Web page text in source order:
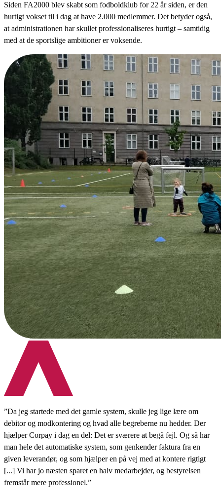
Siden FA2000 blev skabt som fodboldklub for 22 år siden, er den
hurtigt vokset til i dag at have 2.000 medlemmer. Det betyder også,
at administrationen har skullet professionaliseres hurtigt – samtidig
med at de sportslige ambitioner er voksende.
”Da jeg startede med det gamle system, skulle jeg lige lære om
debitor og modkontering og hvad alle begreberne nu hedder. Der
hjælper Corpay i dag en del: Det er sværere at begå fejl. Og så har
man hele det automatiske system, som genkender faktura fra en
given leverandør, og som hjælper en på vej med at kontere rigtigt
[...] Vi har jo næsten sparet en halv medarbejder, og bestyrelsen
fremstår mere professionel.”